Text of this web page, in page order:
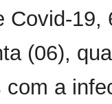
Covid-
(06),
com a